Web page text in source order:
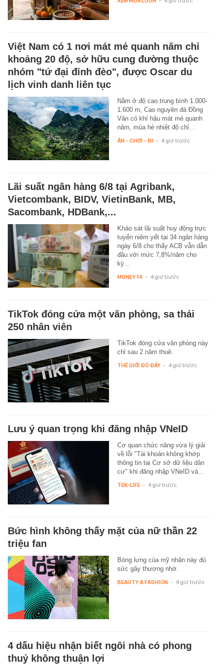
Việt Nam có 1 nơi mát mẻ quanh năm chỉ
khoảng 20 độ, sở hữu cung đường thuộc
nhóm "tứ đại đỉnh đèo", được Oscar du
lịch vinh danh liên tục
Nằm ở độ cao trung bình 1.000-
1.600 m, Cao nguyên đá Đồng
Văn có khí hậu mát mẻ quanh
năm, mùa hè nhiệt độ chỉ…
ĂN - CHƠI - ĐI - 4 giờ trước
Lãi suất ngân hàng 6/8 tại Agribank,
Vietcombank, BIDV, VietinBank, MB,
Sacombank, HDBank,...
Khảo sát lãi suất huy động trực
tuyến niêm yết tại 34 ngân hàng
ngày 6/8 cho thấy ACB vẫn dẫn
đầu với mức 7,8%/năm cho
kỳ…
MONEY.14 - 4 giờ trước
TikTok đóng cửa một văn phòng, sa thải
250 nhân viên
TikTok đóng cửa văn phòng này
chỉ sau 2 năm thuê.
THẾ GIỚI ĐÓ ĐÂY - 4 giờ trước
Lưu ý quan trọng khi đăng nhập VNeID
Cơ quan chức năng vừa lý giải
về lỗi "Tài khoản không khớp
thông tin tại Cơ sở dữ liệu dân
cư" khi đăng nhập VNeID và…
TEK-LIFE - 4 giờ trước
Bức hình không thấy mặt của nữ thần 22
triệu fan
Bóng lưng của mỹ nhân này đủ
sức gây thương nhớ.
BEAUTY & FASHION - 4 giờ trước
4 dấu hiệu nhận biết ngôi nhà có phong
thuỷ không thuận lợi